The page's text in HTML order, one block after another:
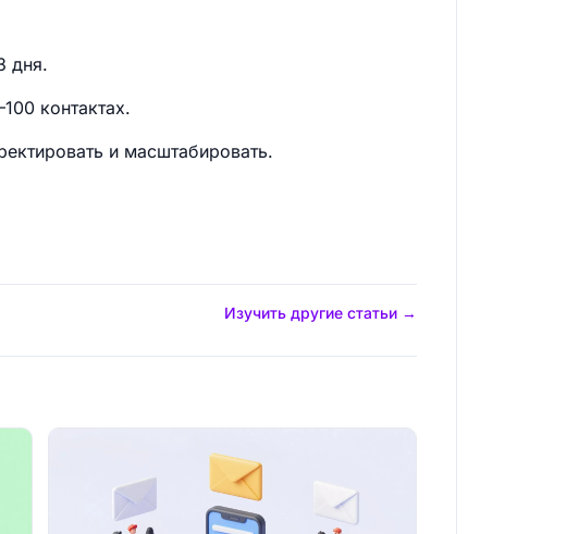
дня.
контактах.
и масштабировать.
Изучить другие статьи →